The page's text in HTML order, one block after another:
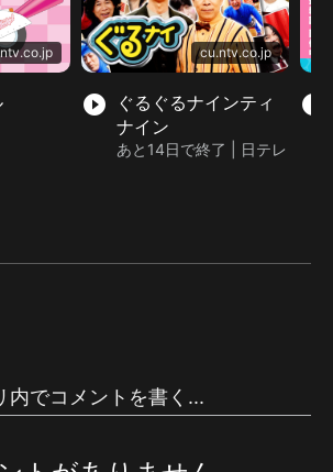
cu.ntv.co.jp
play_circle_filled
ぐるぐるナインティ
ナイン
あと14日で終了 | 日テレ
play_circle_filled
内でコメントを書く...